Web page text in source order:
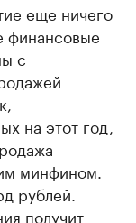
еще ничего
финансовые
с
на этот год,
минфином.
рублей.
получит